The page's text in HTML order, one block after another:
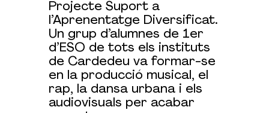
Projecte Suport a
l’Aprenentatge Diversificat.
Un grup d’alumnes de 1er
d’ESO de tots els instituts
de Cardedeu va formar-se
en la producció musical, el
rap, la dansa urbana i els
audiovisuals per acabar